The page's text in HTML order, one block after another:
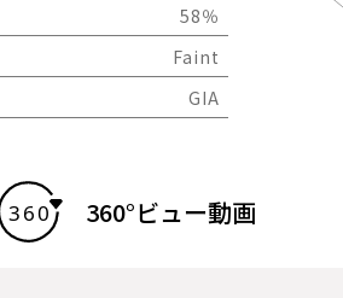
58％
Faint
GIA
360°ビュー動画